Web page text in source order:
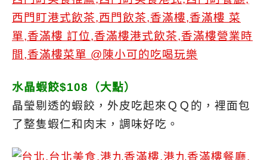
水晶蝦餃$108（大點）
晶瑩剔透的蝦餃，外皮吃起來ＱＱ的，裡面包
了整隻蝦仁和肉末，調味好吃。